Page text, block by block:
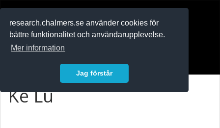
research.chalmers.se använder cookies för
bättre funktionalitet och användarupplevelse.
Mer information
Jag förstår
Ke Lu